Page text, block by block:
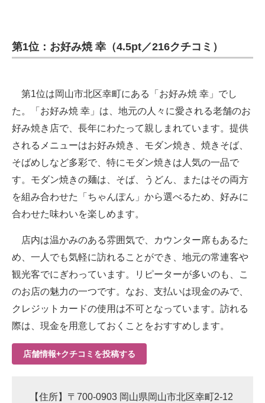
第1位：お好み焼 幸（4.5pt／216クチコミ）
第1位は岡山市北区幸町にある「お好み焼 幸」でし
た。「お好み焼 幸」は、地元の人々に愛される老舗のお
好み焼き店で、長年にわたって親しまれています。提供
されるメニューはお好み焼き、モダン焼き、焼きそば、
そばめしなど多彩で、特にモダン焼きは人気の一品で
す。モダン焼きの麺は、そば、うどん、またはその両方
を組み合わせた「ちゃんぽん」から選べるため、好みに
合わせた味わいを楽しめます。
店内は温かみのある雰囲気で、カウンター席もあるた
め、一人でも気軽に訪れることができ、地元の常連客や
観光客でにぎわっています。リピーターが多いのも、こ
のお店の魅力の一つです。なお、支払いは現金のみで、
クレジットカードの使用は不可となっています。訪れる
際は、現金を用意しておくことをおすすめします。
店舗情報+クチコミを投稿する
【住所】〒700-0903 岡山県岡山市北区幸町2-12